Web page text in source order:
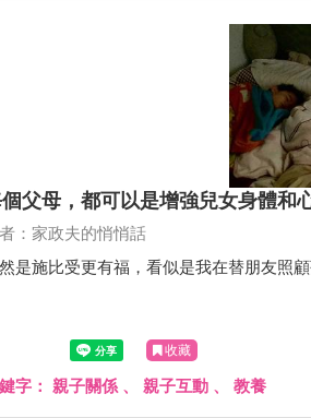
父母，都可以是增強兒女身體和
：家政夫的悄悄話
是施比受更有福，看似是我在替朋友照
收藏
字： 親子關係 、 親子互動 、 教養